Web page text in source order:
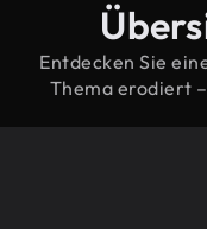
Entdecken Sie
Thema erodiert